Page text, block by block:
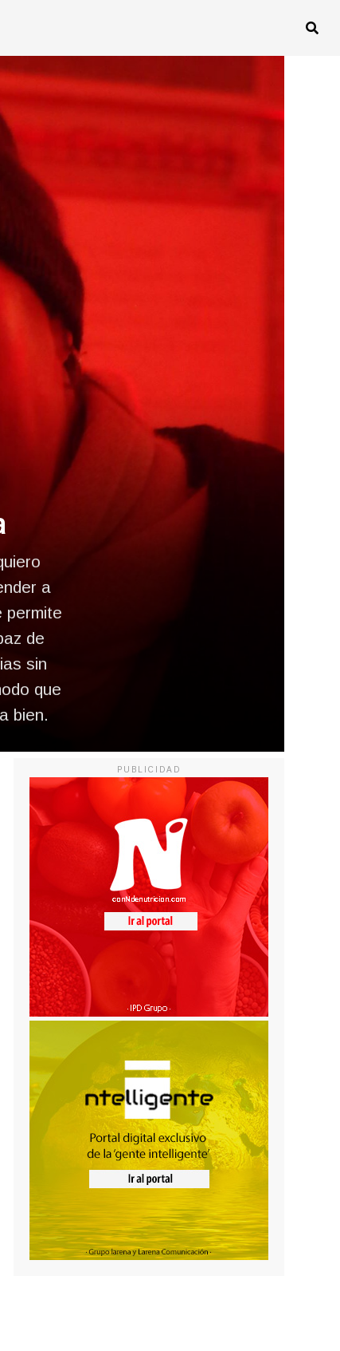
a
permite
de
sin
que
bien.
PUBLICIDAD